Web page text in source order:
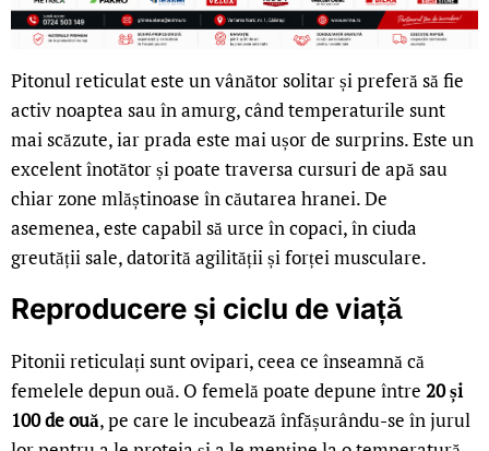
Pitonul reticulat este un vânător solitar și preferă să fie
activ noaptea sau în amurg, când temperaturile sunt
mai scăzute, iar prada este mai ușor de surprins. Este un
excelent înotător și poate traversa cursuri de apă sau
chiar zone mlăștinoase în căutarea hranei. De
asemenea, este capabil să urce în copaci, în ciuda
greutății sale, datorită agilității și forței musculare.
Reproducere și ciclu de viață
Pitonii reticulați sunt ovipari, ceea ce înseamnă că
femelele depun ouă. O femelă poate depune între 20 și
100 de ouă, pe care le incubează înfășurându-se în jurul